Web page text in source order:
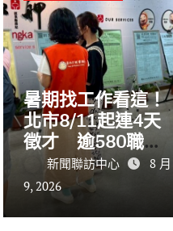
暑期找工作看這！
北市8/11起連4天
徵才 逾580職缺
最高6萬元
新聞聯訪中心
8 月
9, 2026